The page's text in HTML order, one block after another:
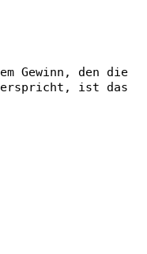
Gewinn, den die
verspricht, ist das